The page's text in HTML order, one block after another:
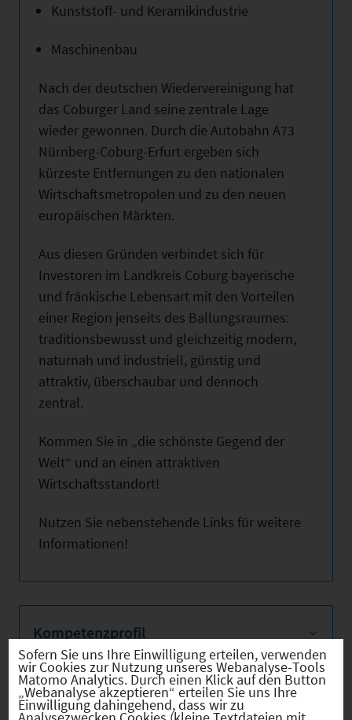
Kunststoff- und Keramikindustrie
Maschinenbau
Nach der deutschen Wiedervereinigung hat
das Coburger Land seine zentrale Lage
wieder gewonnen. Durch die Autobahn A73
Nürnberg-Coburg-Erfurt ergeben sich
kürzeste Entfernungen zu den nationalen
Wirtschaftsmetropolen und zu den neuen
europäischen Märkten.
Aus diesen Gründen verbindet sich für
Investoren im Landkreis Coburg bayerische
und fränkische Lebensart mit den Vorteilen
einer Region jenseits des Ballungsraumes:
traditionsbewusst und gleichzeitig modern,
naturnah und industriell, günstig und
attraktiv, überschaubar und dennoch
zentral.
Kommen Sie in „die schönste Gegend der
Welt“ und an einen attraktiven
Wirtschaftsstandort!
Nutzen Sie nebenstehende Links für weitere
Informationen!
Kompetenzprofil
Firmenstandorte
Sofern Sie uns Ihre Einwilligung erteilen, verwenden
wir Cookies zur Nutzung unseres Webanalyse-Tools
Matomo Analytics. Durch einen Klick auf den Button
„Webanalyse akzeptieren“ erteilen Sie uns Ihre
Einwilligung dahingehend, dass wir zu